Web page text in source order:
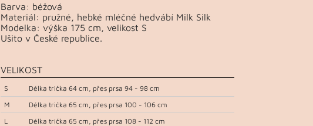
Barva: béžová
Materiál: pružné, hebké mléčné hedvábí Milk Silk
Modelka: výška 175 cm, velikost S
Ušito v České republice.
VELIKOST
S
Délka trička 64 cm, přes prsa 94 - 98 cm
M
Délka trička 65 cm, přes prsa 100 - 106 cm
L
Délka trička 65 cm, přes prsa 108 - 112 cm